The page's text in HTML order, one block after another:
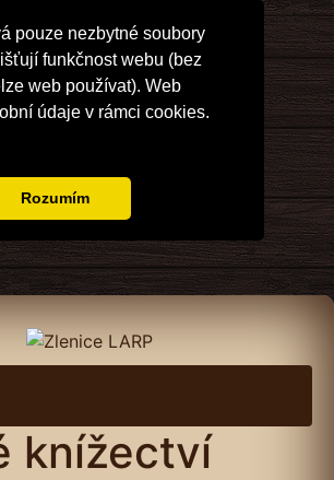
pouze nezbytné soubory
funkčnost webu (bez
web používat). Web
údaje v rámci cookies.
Rozumím
knížectví